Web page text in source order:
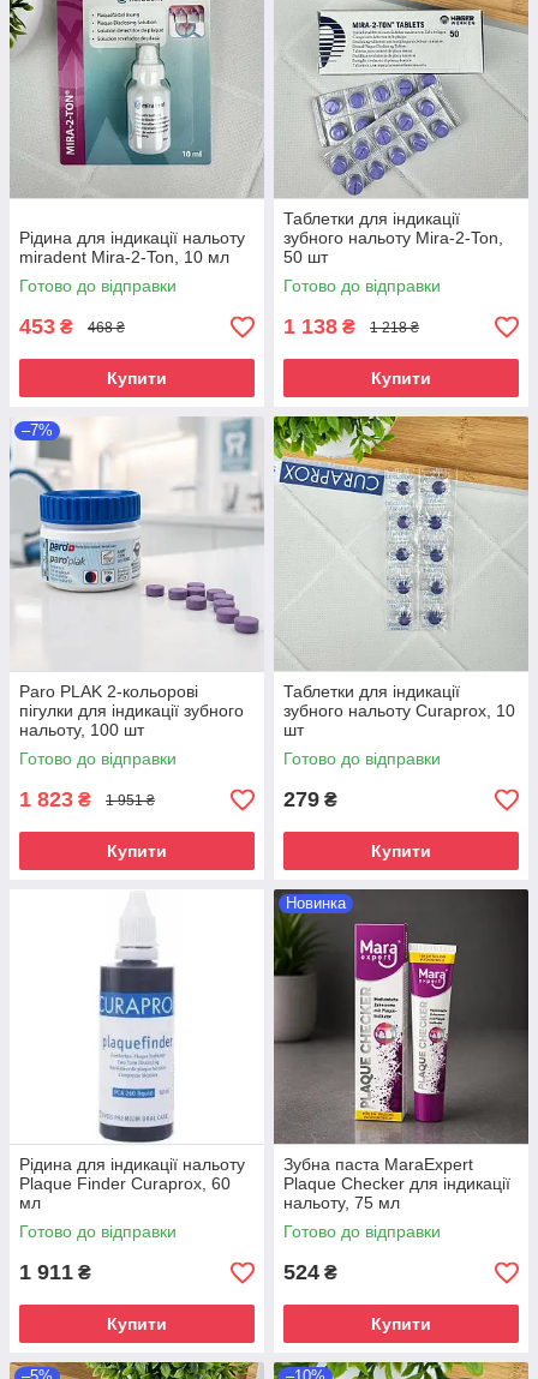
Рідина для індикації нальоту
miradent Mira-2-Ton, 10 мл
Готово до відправки
453 ₴ 468 ₴
Купити
Таблетки для індикації
зубного нальоту Mira-2-Ton,
50 шт
Готово до відправки
1 138 ₴ 1 218 ₴
Купити
–7%
Paro PLAK 2-кольорові
пігулки для індикації зубного
нальоту, 100 шт
Готово до відправки
1 823 ₴ 1 951 ₴
Купити
Таблетки для індикації
зубного нальоту Curaprox, 10
шт
Готово до відправки
279 ₴
Купити
Рідина для індикації нальоту
Plaque Finder Curaprox, 60
мл
Готово до відправки
1 911 ₴
Купити
Новинка
Зубна паста MaraExpert
Plaque Checker для індикації
нальоту, 75 мл
Готово до відправки
524 ₴
Купити